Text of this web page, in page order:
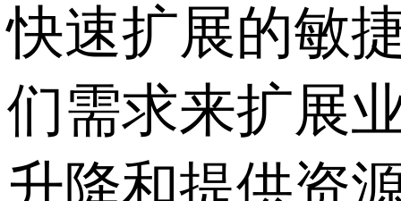
快速扩展的敏
们需求来扩展
升降和提供资